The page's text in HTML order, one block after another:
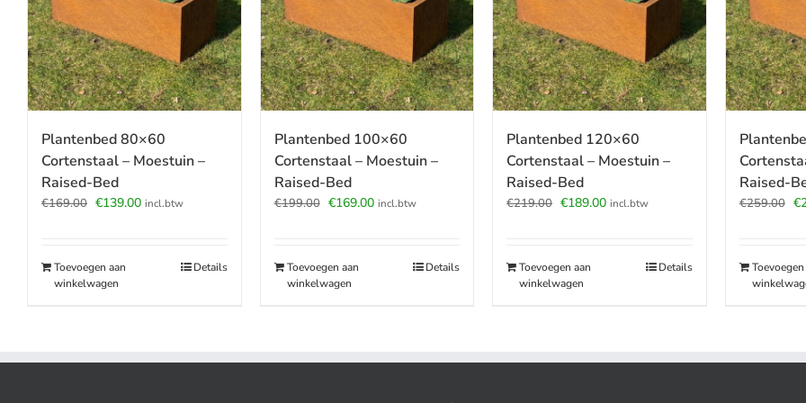
Plantenbed 80×60
Cortenstaal – Moestuin –
Raised-Bed
€169.00 Oorspronkelijke
€139.00Huidige
€139.00.
incl.btw
Toevoegen aan
winkelwagen
Details
Plantenbed 100×60
Cortenstaal – Moestuin –
Raised-Bed
€199.00 Oorspronkelijke
€169.00Huidige
€169.00.
incl.btw
Toevoegen aan
winkelwagen
Details
Plantenbed 120×60
Cortenstaal – Moestuin –
Raised-Bed
€219.00 Oorspronkelijke
€189.00Huidige
€189.00.
incl.btw
Toevoegen aan
winkelwagen
Details
Raised-
€259.00 €
Toevoegen